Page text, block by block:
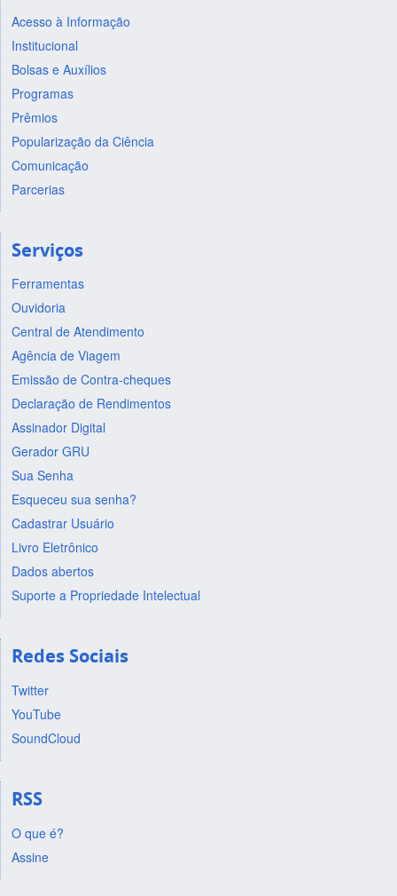
Acesso à Informação
Institucional
Bolsas e Auxílios
Programas
Prêmios
Popularização da Ciência
Comunicação
Parcerias
Serviços
Ferramentas
Ouvidoria
Central de Atendimento
Agência de Viagem
Emissão de Contra-cheques
Declaração de Rendimentos
Assinador Digital
Gerador GRU
Sua Senha
Esqueceu sua senha?
Cadastrar Usuário
Livro Eletrônico
Dados abertos
Suporte a Propriedade Intelectual
Redes Sociais
Twitter
YouTube
SoundCloud
RSS
O que é?
Assine